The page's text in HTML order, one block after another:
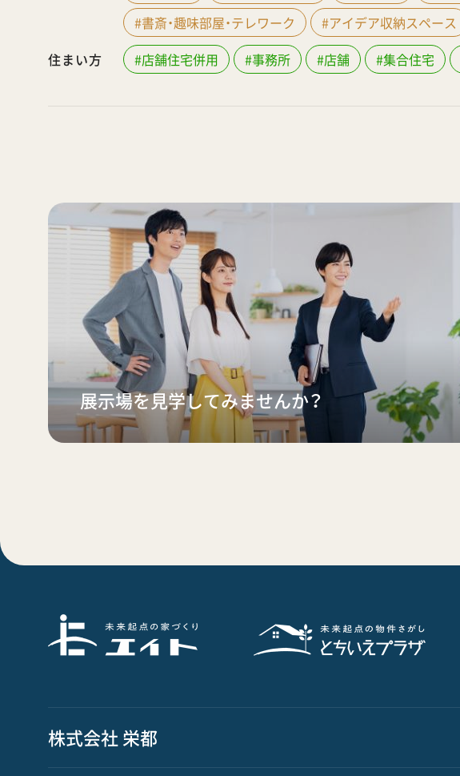
#書斎・趣味部屋・テレワーク
#アイデア収納スペース
住まい方
#店舗住宅併用 #事務所 #店舗 #集合住宅
展示場を見学してみませんか？
株式会社 栄都